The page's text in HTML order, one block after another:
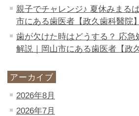
親子でチャレンジ♪ 夏休みまる
市にある歯医者【政久歯科醫院】
歯が欠けた時はどうする？ 応急
解説｜岡山市にある歯医者【政
アーカイブ
2026年8月
2026年7月